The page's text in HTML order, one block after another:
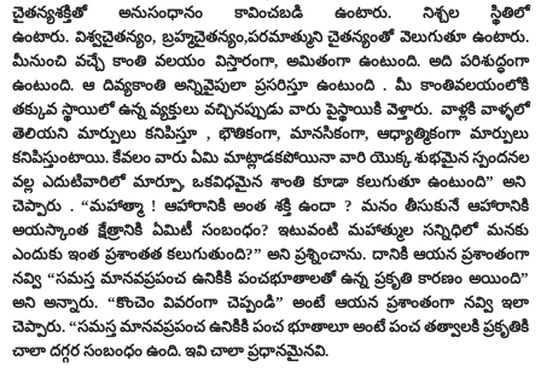
చైతన్యశక్తితో అనుసంధానం కావించబడి ఉంటారు. నిశ్చల స్థితిలో
ఉంటారు. విశ్వచైతన్యం, బ్రహ్మచైతన్యం,పరమాత్ముని చైతన్యంతో వెలుగుతూ ఉంటారు.
మీనుంచి వచ్చే కాంతి వలయం విస్తారంగా, అమితంగా ఉంటుంది. అది పరిశుద్ధంగా
ఉంటుంది. ఆ దివ్యకాంతి అన్నివైపులా ప్రసరిస్తూ ఉంటుంది . మీ కాంతివలయంలోకి
తక్కువ స్థాయిలో ఉన్న వ్యక్తులు వచ్చినప్పుడు వారు పైస్థాయికి వెళ్తారు. వాళ్లకి వాళ్ళలో
తెలియని మార్పులు కనిపిస్తూ , భౌతికంగా, మానసికంగా, ఆధ్యాత్మికంగా మార్పులు
కనిపిస్తుంటాయి. కేవలం వారు ఏమి మాట్లాడకపోయినా వారి యొక్క శుభమైన స్పందనల
వల్ల ఎదుటివారిలో మార్పూ, ఒకవిధమైన శాంతి కూడా కలుగుతూ ఉంటుంది” అని
చెప్పారు . “మహాత్మా ! ఆహారానికి అంత శక్తి ఉందా ? మనం తీసుకునే ఆహారానికి
అయస్కాంత క్షేత్రానికి ఏమిటీ సంబంధం? ఇటువంటి మహాత్ముల సన్నిధిలో మనకు
ఎందుకు ఇంత ప్రశాంతత కలుగుతుంది?” అని ప్రశ్నించాను. దానికి ఆయన ప్రశాంతంగా
నవ్వి “సమస్త మానవప్రపంచ ఉనికికిపంచభూతాలతో ఉన్న ప్రకృతి కారణం అయింది”
అని అన్నారు. “కొంచెం వివరంగా చెప్పండి” అంటే ఆయన ప్రశాంతంగా నవ్వి ఇలా
చెప్పారు. “సమస్త మానవప్రపంచ ఉనికికి పంచ భూతాలూ అంటే పంచ తత్వాలకి ప్రకృతికి
చాలా దగ్గర సంబంధం ఉంది. ఇవి చాలా ప్రధానమైనవి.